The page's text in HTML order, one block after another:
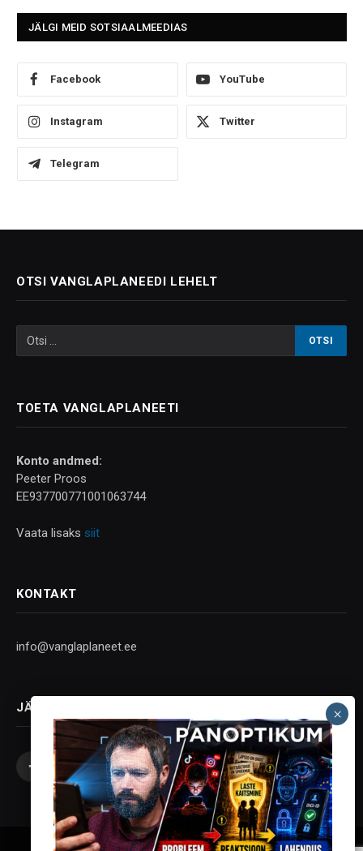
JÄLGI MEID SOTSIAALMEEDIAS
Facebook YouTube
Instagram Twitter
Telegram
OTSI VANGLAPLANEEDI LEHELT
TOETA VANGLAPLANEETI
Konto andmed:
Peeter Proos
EE937700771001063744
Vaata lisaks siit
KONTAKT
info@vanglaplaneet.ee
JÄLGI SOTSIAALMEEDIAS
Facebook
X
(Twitter)
InstagramYouTubeTelegram